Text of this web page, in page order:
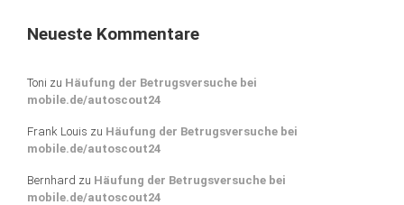
Neueste Kommentare
Toni zu Häufung der Betrugsversuche bei
mobile.de/autoscout24
Frank Louis zu Häufung der Betrugsversuche bei
mobile.de/autoscout24
Bernhard zu Häufung der Betrugsversuche bei
mobile.de/autoscout24